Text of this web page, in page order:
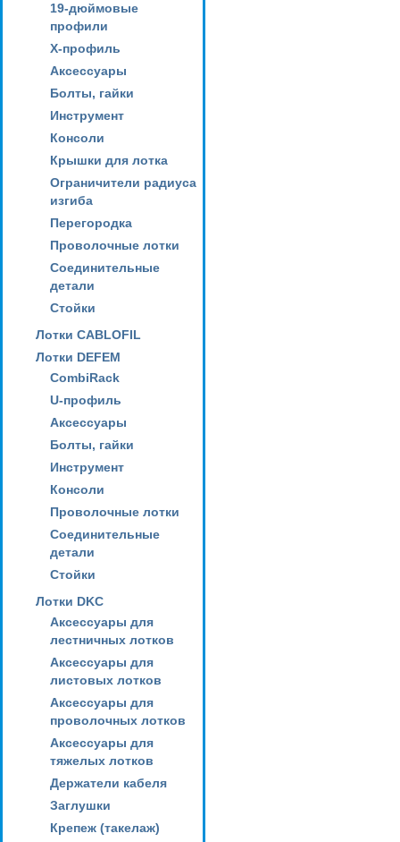
19-дюймовые
профили
X-профиль
Аксессуары
Болты, гайки
Инструмент
Консоли
Крышки для лотка
Ограничители радиуса
изгиба
Перегородка
Проволочные лотки
Соединительные
детали
Стойки
Лотки CABLOFIL
Лотки DEFEM
CombiRack
U-профиль
Аксессуары
Болты, гайки
Инструмент
Консоли
Проволочные лотки
Соединительные
детали
Стойки
Лотки DKC
Аксессуары для
лестничных лотков
Аксессуары для
листовых лотков
Аксессуары для
проволочных лотков
Аксессуары для
тяжелых лотков
Держатели кабеля
Заглушки
Крепеж (такелаж)